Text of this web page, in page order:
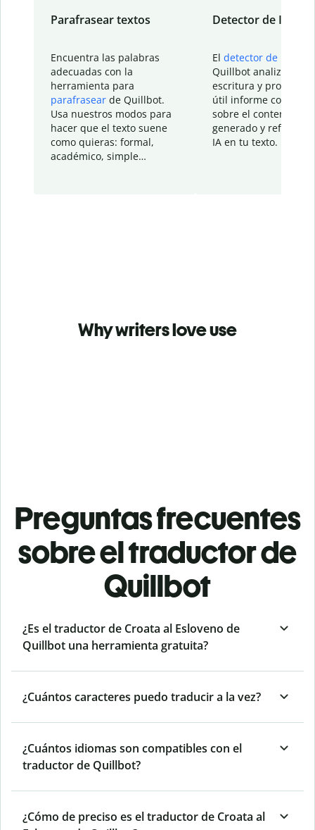
Parafrasear textos
Encuentra las palabras
adecuadas con la
herramienta para
parafrasear de Quillbot.
Usa nuestros modos para
hacer que el texto suene
como quieras: formal,
académico, simple…
Detector de IA
El detector de IA
Quillbot analiza tu
escritura y
útil informe con
sobre el contenido
generado y refinado
IA en tu texto.
Why writers love use
Preguntas frecuentes
sobre el traductor de
Quillbot
¿Es el traductor de Croata al Esloveno de
Quillbot una herramienta gratuita?
¿Cuántos caracteres puedo traducir a la vez?
¿Cuántos idiomas son compatibles con el
traductor de Quillbot?
¿Cómo de preciso es el traductor de Croata al